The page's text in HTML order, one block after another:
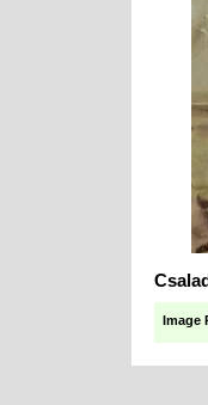
Image